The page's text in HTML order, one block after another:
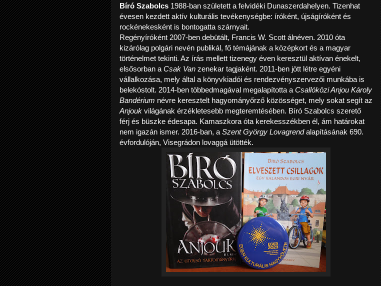
Bíró Szabolcs 1988-ban született a felvidéki Dunaszerdahelyen. Tizenhat
évesen kezdett aktív kulturális tevékenységbe: íróként, újságíróként és
rockénekesként is bontogatta szárnyait.
Regényíróként 2007-ben debütált, Francis W. Scott álnéven. 2010 óta
kizárólag polgári nevén publikál, fő témájának a középkort és a magyar
történelmet tekinti. Az írás mellett tizenegy éven keresztül aktívan énekelt,
elsősorban a Csak Van zenekar tagjaként. 2011-ben jött létre egyéni
vállalkozása, mely által a könyvkiadói és rendezvényszervezői munkába is
belekóstolt. 2014-ben többedmagával megalapította a Csallóközi Anjou Károly
Bandérium névre keresztelt hagyományőrző közösséget, mely sokat segít az
Anjouk világának érzékletesebb megteremtésében. Bíró Szabolcs szerető
férj és büszke édesapa. Kamaszkora óta kerekesszékben él, ám határokat
nem igazán ismer. 2016-ban, a Szent György Lovagrendalapításának 690.
évfordulóján, Visegrádon lovaggá ütötték.